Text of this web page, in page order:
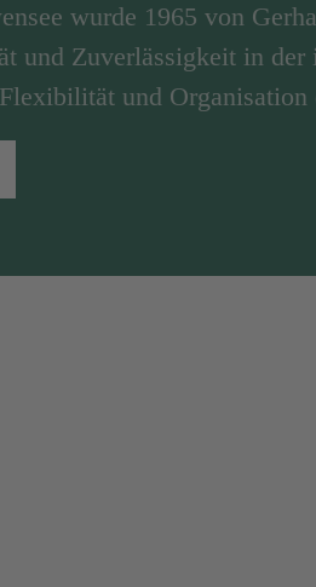
wurde 1965 von
und Zuverlässigkeit in
und Organisation